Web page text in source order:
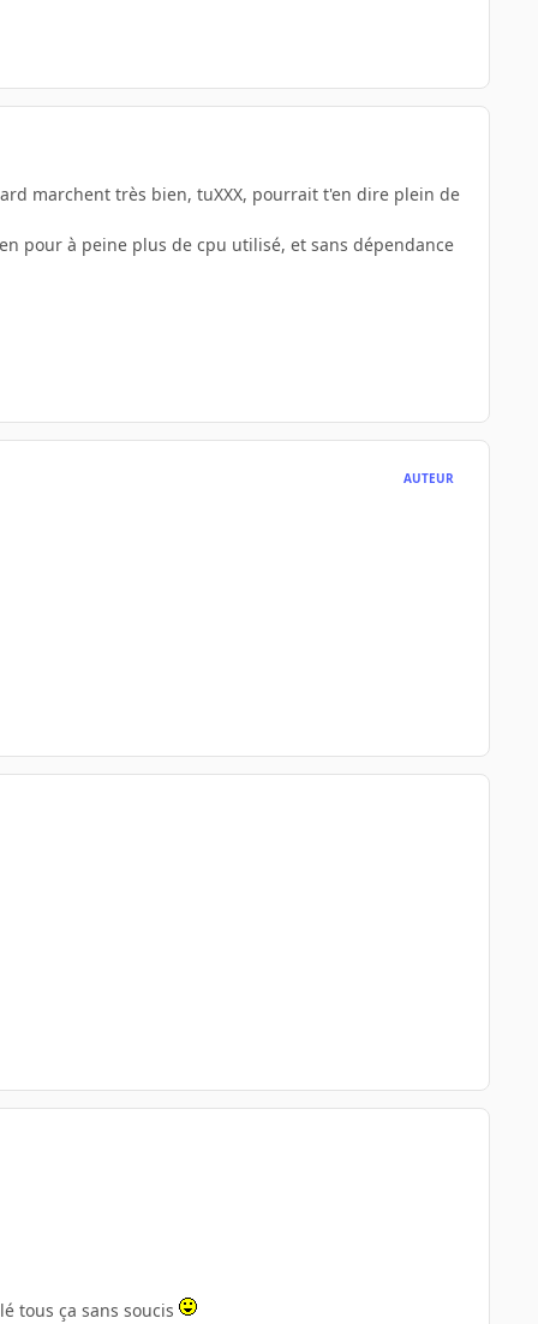
marchent très bien, tuXXX, pourrait t'en dire plein de
pour à peine plus de cpu utilisé, et sans dépendance
AUTEUR
tous ça sans soucis